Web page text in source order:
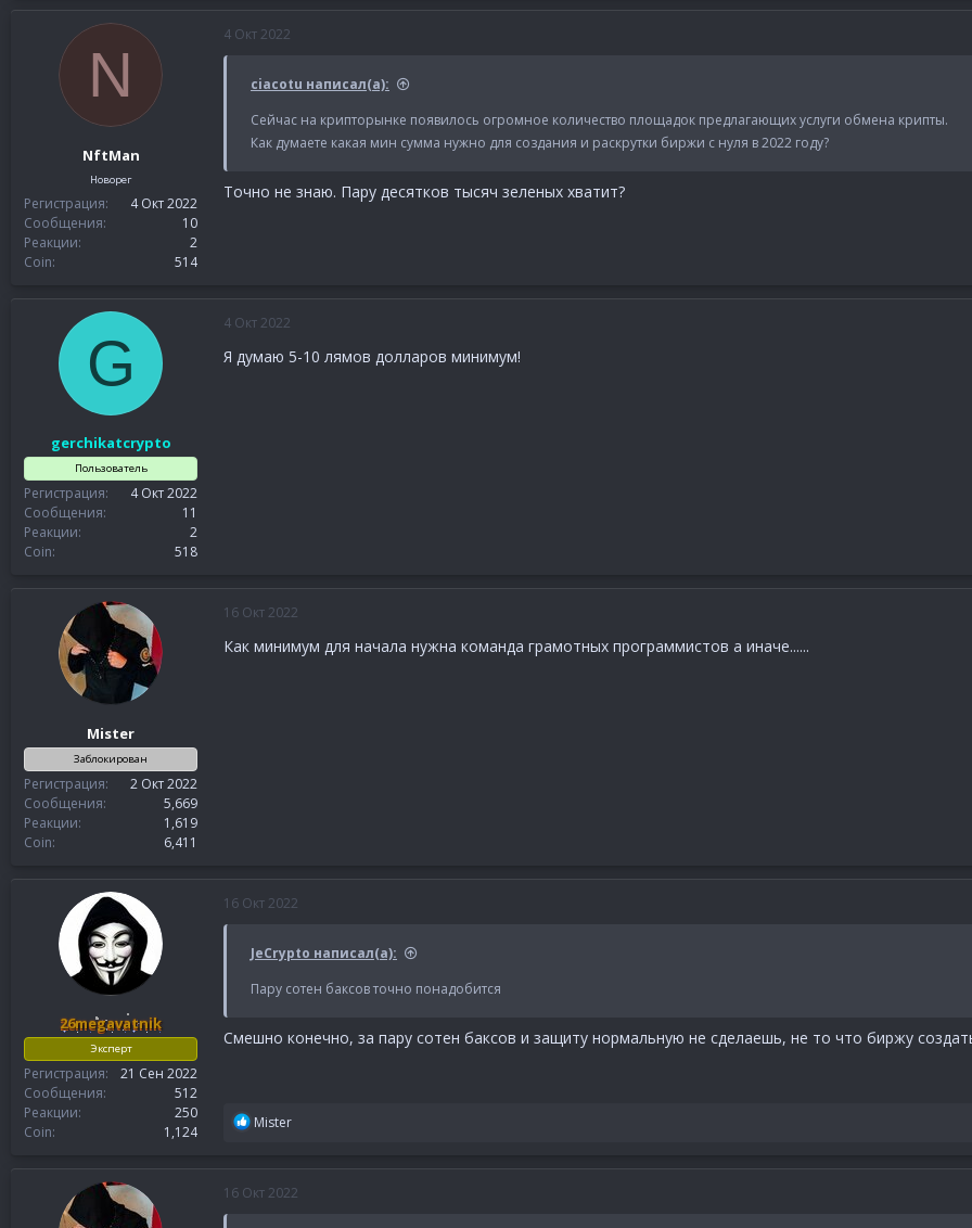
N
NftMan
Новорег
Регистрация
4 Окт 2022
Сообщения
10
Реакции
2
Coin
514
4 Окт 2022
ciacotu написал(а):
Сейчас на крипторынке появилось огромное количество площадок предлагающих услуги обмена крипты.
Как думаете какая мин сумма нужно для создания и раскрутки биржи с нуля в 2022 году?
Точно не знаю. Пару десятков тысяч зеленых хватит?
G
gerchikatcrypto
Пользователь
Регистрация
4 Окт 2022
Сообщения
11
Реакции
2
Coin
518
4 Окт 2022
Я думаю 5-10 лямов долларов минимум!
Mister
Заблокирован
Регистрация
2 Окт 2022
Сообщения
5,669
Реакции
1,619
Coin
6,411
16 Окт 2022
Как минимум для начала нужна команда грамотных программистов а иначе......
26megavatnik
Эксперт
Регистрация
21 Сен 2022
Сообщения
512
Реакции
250
Coin
1,124
16 Окт 2022
JeCrypto написал(а):
Пару сотен баксов точно понадобится
Смешно конечно, за пару сотен баксов и защиту нормальную не сделаешь, не то что биржу
Р
ц
Mister
16 Окт 2022